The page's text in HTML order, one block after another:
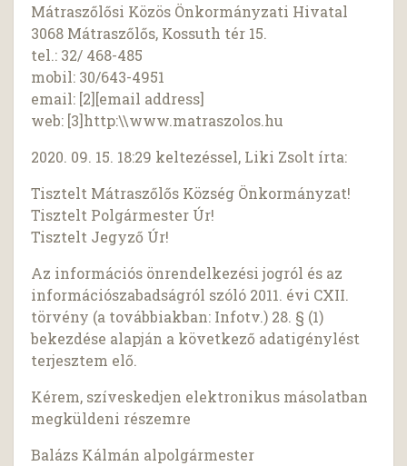
Mátraszőlősi Közös Önkormányzati Hivatal
3068 Mátraszőlős, Kossuth tér 15.
tel.: 32/ 468-485
mobil: 30/643-4951
email: [2][email address]
web: [3]http:\\www.matraszolos.hu
2020. 09. 15. 18:29 keltezéssel, Liki Zsolt írta:
Tisztelt Mátraszőlős Község Önkormányzat!
Tisztelt Polgármester Úr!
Tisztelt Jegyző Úr!
Az információs önrendelkezési jogról és az
információszabadságról szóló 2011. évi CXII.
törvény (a továbbiakban: Infotv.) 28. § (1)
bekezdése alapján a következő adatigénylést
terjesztem elő.
Kérem, szíveskedjen elektronikus másolatban
megküldeni részemre
Balázs Kálmán alpolgármester